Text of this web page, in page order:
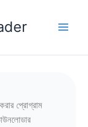
প্রোগ্রাম